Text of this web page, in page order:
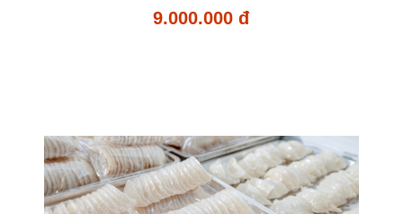
9.000.000 đ